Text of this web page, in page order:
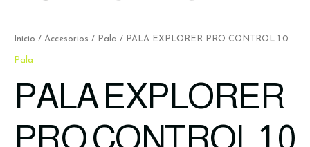
Inicio / Accesorios / Pala / PALA EXPLORER PRO CONTROL 1.0
Pala
PALA EXPLORER
PRO CONTROL 1.0